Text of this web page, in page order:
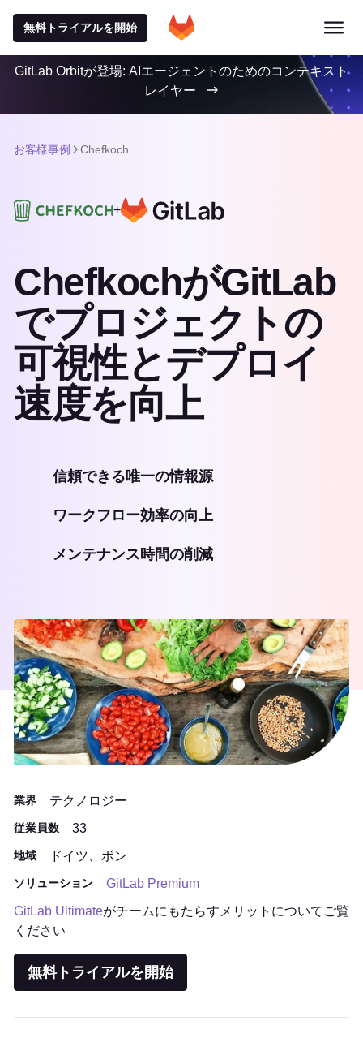
無料トライアルを開始
GitLab Orbitが登場: AIエージェントのためのコンテキスト
レイヤー
お客様事例 Chefkoch
+
ChefkochがGitLab
でプロジェクトの
可視性とデプロイ
速度を向上
信頼できる唯一の情報源
ワークフロー効率の向上
メンテナンス時間の削減
業界 テクノロジー
従業員数 33
地域 ドイツ、ボン
ソリューション
GitLab Premium
GitLab Ultimateがチームにもたらすメリットについてご覧
ください
無料トライアルを開始